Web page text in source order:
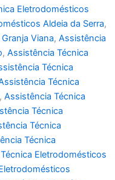
Eletrodomésticos
Aldeia da Serra,
Viana, Assistência
, Assistência Técnica
Técnica
Técnica
, Assistência Técnica
Técnica
Técnica
Técnica
Eletrodomésticos